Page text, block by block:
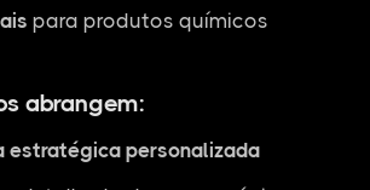
para produtos químicos
abrangem:
estratégica personalizada